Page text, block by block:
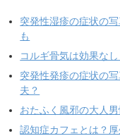
突発性湿疹の症状の
も
コルギ骨気は効果な
突発性発疹の症状の
夫？
おたふく風邪の大人
認知症カフェとは？